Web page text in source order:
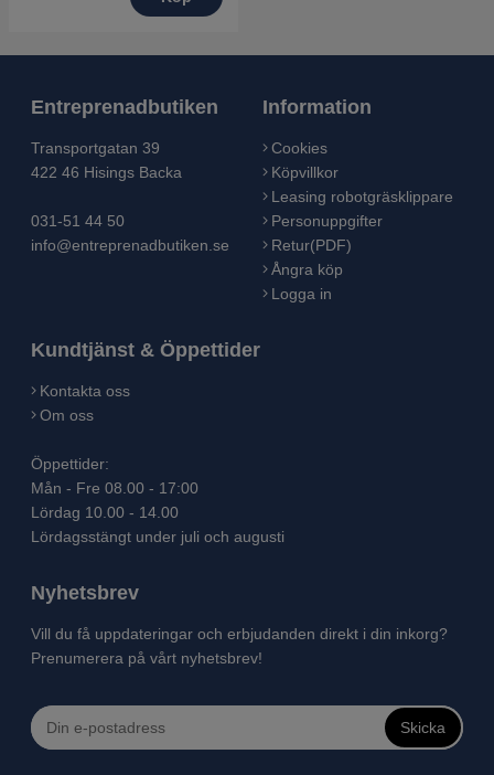
Entreprenadbutiken
Transportgatan 39
422 46 Hisings Backa
031-51 44 50
info@entreprenadbutiken.se
Information
Cookies
Köpvillkor
Leasing robotgräsklippare
Personuppgifter
Retur(PDF)
Ångra köp
Logga in
Kundtjänst & Öppettider
Kontakta oss
Om oss
Öppettider:
Mån - Fre 08.00 - 17:00
Lördag 10.00 - 14.00
Lördagsstängt under juli och augusti
Nyhetsbrev
Vill du få uppdateringar och erbjudanden direkt i din inkorg?
Prenumerera på vårt nyhetsbrev!
Skicka